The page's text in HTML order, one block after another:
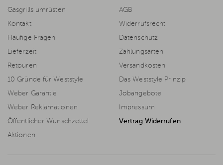
Gasgrills umrüsten
Kontakt
Häufige Fragen
Lieferzeit
Retouren
10 Gründe für Weststyle
Weber Garantie
Weber Reklamationen
Öffentlicher Wunschzettel
Aktionen
AGB
Widerrufsrecht
Datenschutz
Zahlungsarten
Versandkosten
Das Weststyle Prinzip
Jobangebote
Impressum
Vertrag Widerrufen